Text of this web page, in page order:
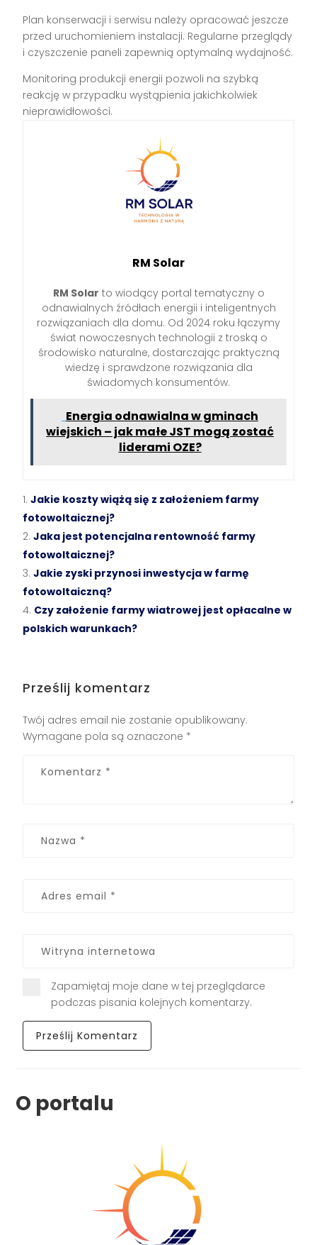
Plan konserwacji i serwisu należy opracować jeszcze
przed uruchomieniem instalacji. Regularne przeglądy
i czyszczenie paneli zapewnią optymalną wydajność.
Monitoring produkcji energii pozwoli na szybką
reakcję w przypadku wystąpienia jakichkolwiek
nieprawidłowości.
RM Solar
RM Solar to wiodący portal tematyczny o
odnawialnych źródłach energii i inteligentnych
rozwiązaniach dla domu. Od 2024 roku łączymy
świat nowoczesnych technologii z troską o
środowisko naturalne, dostarczając praktyczną
wiedzę i sprawdzone rozwiązania dla
świadomych konsumentów.
Energia odnawialna w gminach
wiejskich – jak małe JST mogą zostać
liderami OZE?
Jakie koszty wiążą się z założeniem farmy
fotowoltaicznej?
Jaka jest potencjalna rentowność farmy
fotowoltaicznej?
Jakie zyski przynosi inwestycja w farmę
fotowoltaiczną?
Czy założenie farmy wiatrowej jest opłacalne w
polskich warunkach?
Prześlij komentarz
Twój adres email nie zostanie opublikowany.
Wymagane pola są oznaczone *
Zapamiętaj moje dane w tej przeglądarce
podczas pisania kolejnych komentarzy.
O portalu